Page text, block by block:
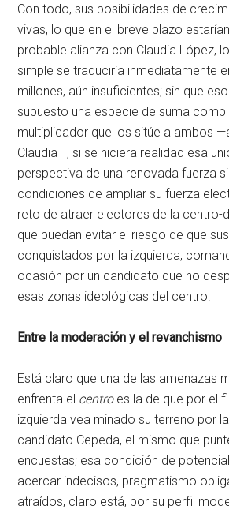
Con todo, sus posibilidades de
vivas, lo que en el breve plazo
probable alianza con Claudia López,
simple se traduciría inmediatamente
millones, aún insuficientes; sin que
supuesto una especie de suma
multiplicador que los sitúe a ambos
Claudia—, si se hiciera realidad esa
perspectiva de una renovada fuerza
condiciones de ampliar su fuerza
reto de atraer electores de la centro-
que puedan evitar el riesgo de que
conquistados por la izquierda,
ocasión por un candidato que no
esas zonas ideológicas del centro.
Entre la moderación y el revanchismo
Está claro que una de las amenazas
enfrenta el centroes la de que por el
izquierda vea minado su terreno por
candidato Cepeda, el mismo que
encuestas; esa condición de
acercar indecisos, pragmatismo
atraídos, claro está, por su perfil